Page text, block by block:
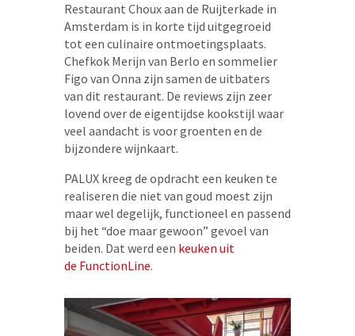
Restaurant Choux aan de Ruijterkade in
Amsterdam is in korte tijd uitgegroeid
tot een culinaire ontmoetingsplaats.
Chefkok Merijn van Berlo en sommelier
Figo van Onna zijn samen de uitbaters
van dit restaurant. De reviews zijn zeer
lovend over de eigentijdse kookstijl waar
veel aandacht is voor groenten en de
bijzondere wijnkaart.
PALUX kreeg de opdracht een keuken te
realiseren die niet van goud moest zijn
maar wel degelijk, functioneel en passend
bij het “doe maar gewoon” gevoel van
beiden. Dat werd een keuken uit
de FunctionLine.